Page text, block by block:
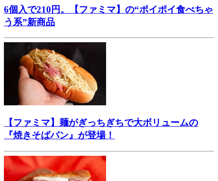
6個入で210円。【ファミマ】の“ポイポイ食べちゃ
う系”新商品
【ファミマ】麺がぎっちぎちで大ボリュームの
『焼きそばパン』が登場！